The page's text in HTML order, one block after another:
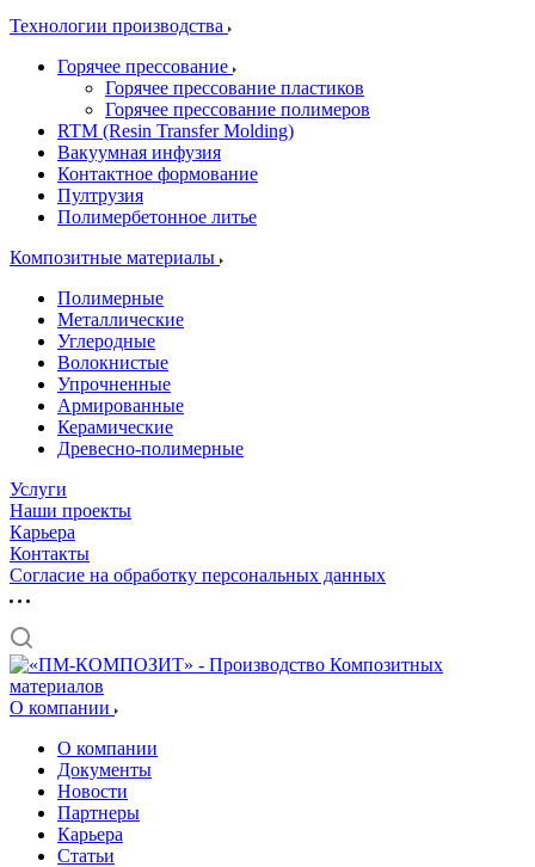
Технологии производства
Горячее прессование
Горячее прессование пластиков
Горячее прессование полимеров
RTM (Resin Transfer Molding)
Вакуумная инфузия
Контактное формование
Пултрузия
Полимербетонное литье
Композитные материалы
Полимерные
Металлические
Углеродные
Волокнистые
Упрочненные
Армированные
Керамические
Древесно-полимерные
Услуги
Наши проекты
Карьера
Контакты
Согласие на обработку персональных данных
О компании
О компании
Документы
Новости
Партнеры
Карьера
Статьи